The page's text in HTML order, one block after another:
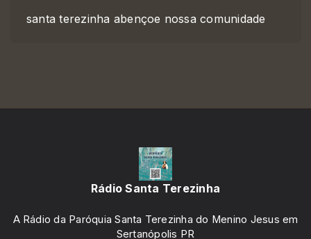
santa terezinha abençoe nossa comunidade
Rádio Santa Terezinha
A Rádio da Paróquia Santa Terezinha do Menino Jesus em
Sertanópolis PR